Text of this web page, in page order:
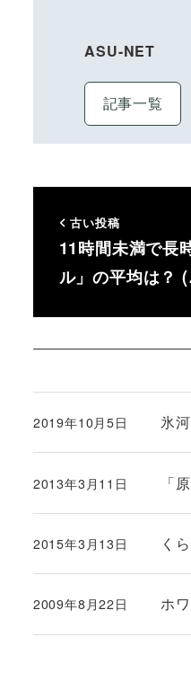
ASU-NET
記事一覧
古い投稿
11時間未満で長
ル」の平均は？
氷
投稿日
2019年10月5日
「
投稿日
2013年3月11日
く
投稿日
2015年3月13日
ホ
投稿日
2009年8月22日